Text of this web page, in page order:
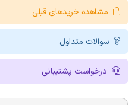
مشاهده خریدهای قبلی
سوالات متداول
درخواست پشتیبانی